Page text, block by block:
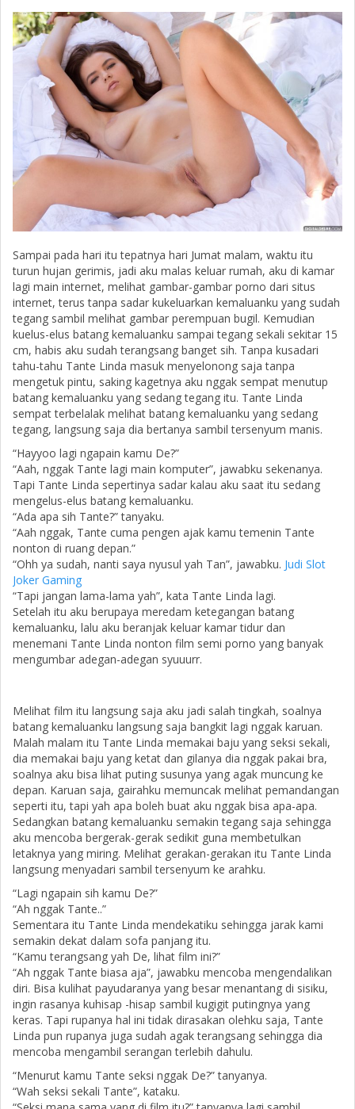
Sampai pada hari itu tepatnya hari Jumat malam, waktu itu
turun hujan gerimis, jadi aku malas keluar rumah, aku di kamar
lagi main internet, melihat gambar-gambar porno dari situs
internet, terus tanpa sadar kukeluarkan kemaluanku yang sudah
tegang sambil melihat gambar perempuan bugil. Kemudian
kuelus-elus batang kemaluanku sampai tegang sekali sekitar 15
cm, habis aku sudah terangsang banget sih. Tanpa kusadari
tahu-tahu Tante Linda masuk menyelonong saja tanpa
mengetuk pintu, saking kagetnya aku nggak sempat menutup
batang kemaluanku yang sedang tegang itu. Tante Linda
sempat terbelalak melihat batang kemaluanku yang sedang
tegang, langsung saja dia bertanya sambil tersenyum manis.
“Hayyoo lagi ngapain kamu De?”
“Aah, nggak Tante lagi main komputer”, jawabku sekenanya.
Tapi Tante Linda sepertinya sadar kalau aku saat itu sedang
mengelus-elus batang kemaluanku.
“Ada apa sih Tante?” tanyaku.
“Aah nggak, Tante cuma pengen ajak kamu temenin Tante
nonton di ruang depan.”
“Ohh ya sudah, nanti saya nyusul yah Tan”, jawabku. Judi Slot
Joker Gaming
“Tapi jangan lama-lama yah”, kata Tante Linda lagi.
Setelah itu aku berupaya meredam ketegangan batang
kemaluanku, lalu aku beranjak keluar kamar tidur dan
menemani Tante Linda nonton film semi porno yang banyak
mengumbar adegan-adegan syuuurr.
Melihat film itu langsung saja aku jadi salah tingkah, soalnya
batang kemaluanku langsung saja bangkit lagi nggak karuan.
Malah malam itu Tante Linda memakai baju yang seksi sekali,
dia memakai baju yang ketat dan gilanya dia nggak pakai bra,
soalnya aku bisa lihat puting susunya yang agak muncung ke
depan. Karuan saja, gairahku memuncak melihat pemandangan
seperti itu, tapi yah apa boleh buat aku nggak bisa apa-apa.
Sedangkan batang kemaluanku semakin tegang saja sehingga
aku mencoba bergerak-gerak sedikit guna membetulkan
letaknya yang miring. Melihat gerakan-gerakan itu Tante Linda
langsung menyadari sambil tersenyum ke arahku.
“Lagi ngapain sih kamu De?”
“Ah nggak Tante..”
Sementara itu Tante Linda mendekatiku sehingga jarak kami
semakin dekat dalam sofa panjang itu.
“Kamu terangsang yah De, lihat film ini?”
“Ah nggak Tante biasa aja”, jawabku mencoba mengendalikan
diri. Bisa kulihat payudaranya yang besar menantang di sisiku,
ingin rasanya kuhisap -hisap sambil kugigit putingnya yang
keras. Tapi rupanya hal ini tidak dirasakan olehku saja, Tante
Linda pun rupanya juga sudah agak terangsang sehingga dia
mencoba mengambil serangan terlebih dahulu.
“Menurut kamu Tante seksi nggak De?” tanyanya.
“Wah seksi sekali Tante”, kataku.